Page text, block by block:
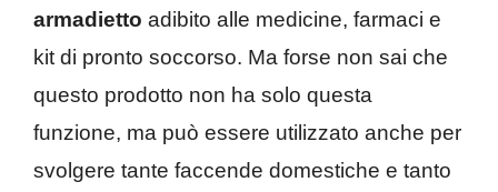
armadietto adibito alle medicine, farmaci e
kit di pronto soccorso. Ma forse non sai che
questo prodotto non ha solo questa
funzione, ma può essere utilizzato anche per
svolgere tante faccende domestiche e tanto